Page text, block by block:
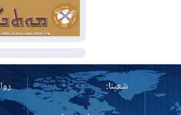
2026-08-02دمشق
أي هجوم من أراضي
المزيد
شعبنا: